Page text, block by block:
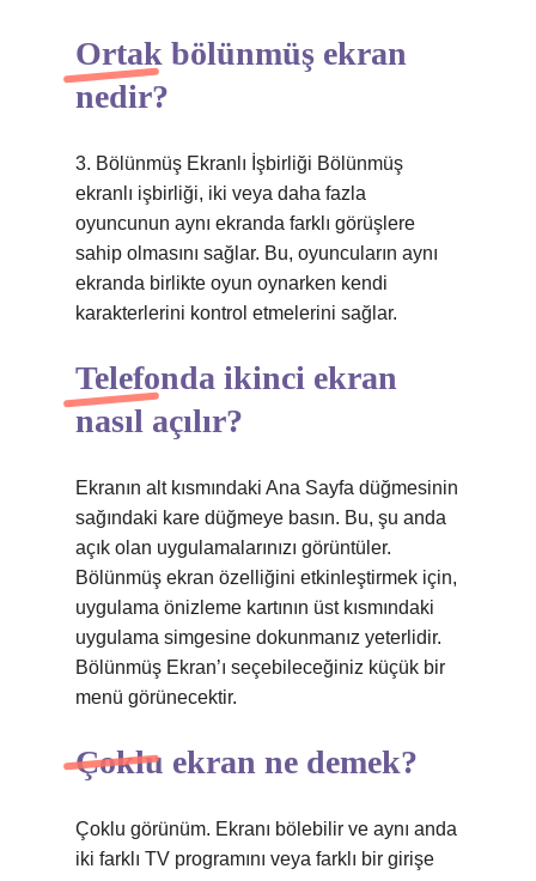
Ortak bölünmüş ekran
nedir?
3. Bölünmüş Ekranlı İşbirliği Bölünmüş
ekranlı işbirliği, iki veya daha fazla
oyuncunun aynı ekranda farklı görüşlere
sahip olmasını sağlar. Bu, oyuncuların aynı
ekranda birlikte oyun oynarken kendi
karakterlerini kontrol etmelerini sağlar.
Telefonda ikinci ekran
nasıl açılır?
Ekranın alt kısmındaki Ana Sayfa düğmesinin
sağındaki kare düğmeye basın. Bu, şu anda
açık olan uygulamalarınızı görüntüler.
Bölünmüş ekran özelliğini etkinleştirmek için,
uygulama önizleme kartının üst kısmındaki
uygulama simgesine dokunmanız yeterlidir.
Bölünmüş Ekran’ı seçebileceğiniz küçük bir
menü görünecektir.
Çoklu ekran ne demek?
Çoklu görünüm. Ekranı bölebilir ve aynı anda
iki farklı TV programını veya farklı bir girişe